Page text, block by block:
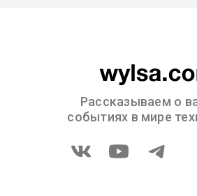
Рассказываем о
событиях в мире